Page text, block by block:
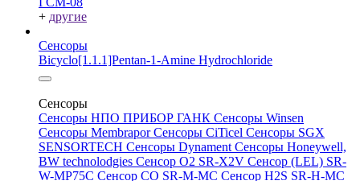
+ другие
Сенсоры
Bicyclo[1.1.1]Pentan-1-Amine Hydrochloride
Сенсоры
Сенсоры НПО ПРИБОР ГАНК Сенсоры Winsen
Сенсоры MembraporСенсоры CiTicel Сенсоры SGX
SENSORTECH Сенсоры Dynament Сенсоры Honeywell,
BW technolodgies Сенсор O2 SR-X2V Сенсор (LEL) SR-
W-MP75C Сенсор CO SR-M-MC Сенсор H2S SR-H-MC